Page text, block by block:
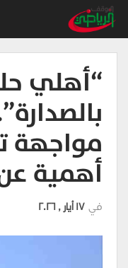
“أهلي
مواجهة
أهمية
في 17 أيار , 2026